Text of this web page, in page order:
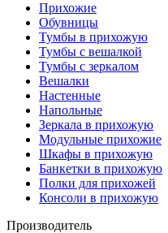
Прихожие
Обувницы
Тумбы в прихожую
Тумбы с вешалкой
Тумбы с зеркалом
Вешалки
Настенные
Напольные
Зеркала в прихожую
Модульные прихожие
Шкафы в прихожую
Банкетки в прихожую
Полки для прихожей
Консоли в прихожую
Производитель